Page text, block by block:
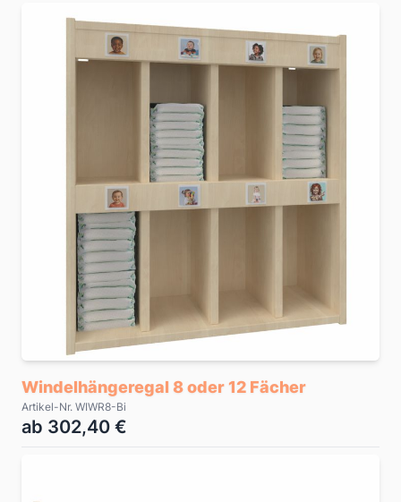
Windelhängeregal 8 oder 12 Fächer
Artikel-Nr. WIWR8-Bi
ab 302,40 €